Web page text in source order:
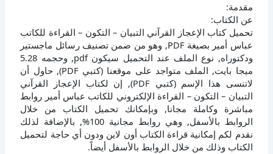
مقدمة:
عن الكتاب:
تحميل كتاب الإعجاز القرآني التبيان – التكون – القراءة للكاتب
عباس أمير بصيغة PDF, وهو من ضمن تصنيف رسائل ماجستير
ودكتوراه, نوع الملف عند التحميل سيكون pdf, وحجمه 5.28
ميجا بايت, الملف متواجد على موقعنا (كتبي PDF), حاول أن
لاتنسى هذا الإسم (كتبي PDF), إن لكتاب الإعجاز القرآني
التبيان – التكون – القراءة الإلكتروني للكاتب عباس أمير روابط
مباشرة وكاملة مجانا, وبإمكانك تحميل الكتاب من خلال
الروابط بالأسفل, وهي روابط مجانية 100%, بالإضافة لذلك
نقدم لكم إمكانية قراءة الكتاب أون لاين ودون أي حاجة لتحميل
الكتاب وذلك من خلال الروابط بالأسفل أيضاً.